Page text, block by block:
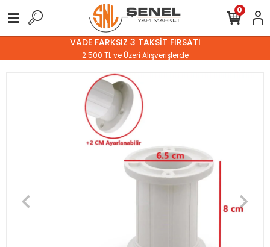
VADE FARKSIZ 3 TAKSİT FIRSATI
2.500 TL ve Üzeri Alışverişlerde
0